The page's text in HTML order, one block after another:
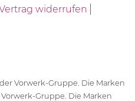
widerrufen
Vorwerk-Gruppe. Die Marken
Gruppe. Die Marken